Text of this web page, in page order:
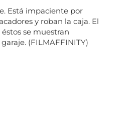
Está impaciente por
y roban la caja. El
se muestran
(FILMAFFINITY)